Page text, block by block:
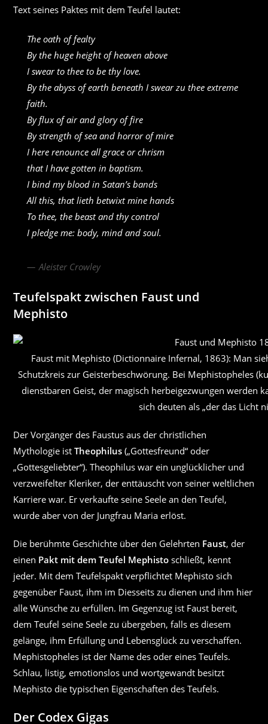
Text seines Paktes mit dem Teufel lautet:
The oath of fealty
By the huge height of heaven above
I swear to thee to be thy love.
By the abyss of earth beneath I swear zu thee extreme
faith.
By flux of air and glory of fire
By strength of sea and horror of mire
I here renounce all grace or chrism
that I have gotten in baptism.
I bind my blood in Satan’s bands
All this, that lieth betwixt mine hands
To thee, the beast and thy control
I pledge me: body, mind and soul.
Aleister Crowley
Teufelspakt zwischen Faust und
Mephisto
Faust mit Mephisto (Dictionnaire Infernal, 1863): Man
Schutzkreis zur Geisterbeschwörung. Bei Mephistopheles
dienstbaren Geist, der magisch herbeigezwungen werden
sich deuten als „der das Licht
Der Vorgänger des Faustus aus der christlichen
Mythologie istTheophilus („Gottesfreund“ oder
„Gottesgeliebter“). Theophilus war ein unglücklicher und
verzweifelter Kleriker, der enttäuscht von seiner weltlichen
Karriere war. Er verkaufte seine Seele an den Teufel,
wurde aber von der Jungfrau Maria erlöst.
Die berühmte Geschichte über den Gelehrten Faust, der
einen Pakt mit dem Teufel Mephisto schließt, kennt
jeder. Mit dem Teufelspakt verpflichtet Mephisto sich
gegenüber Faust, ihm im Diesseits zu dienen und ihm hier
alle Wünsche zu erfüllen. Im Gegenzug ist Faust bereit,
dem Teufel seine Seele zu übergeben, falls es diesem
gelänge, ihm Erfüllung und Lebensglück zu verschaffen.
Mephistopheles ist der Name des oder eines Teufels.
Schlau, listig, emotionslos und wortgewandt besitzt
Mephisto die typischen Eigenschaften des Teufels.
Der Codex Gigas